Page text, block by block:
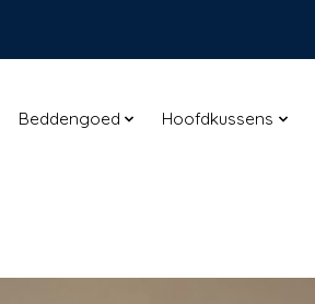
Beddengoed Hoofdkussens